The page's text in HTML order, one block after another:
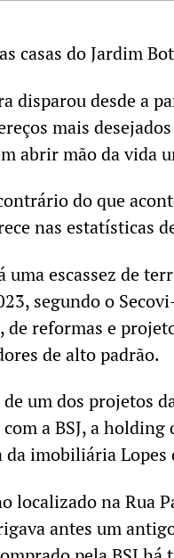
casas do Jardim
disparou desde a
mais
abrir mão da vida
do que
nas estatísticas
uma escassez de
segundo o
de reformas e
de alto padrão.
de um dos projetos
a BSJ, a holding
da imobiliária Lopes
localizado na Rua
antes um